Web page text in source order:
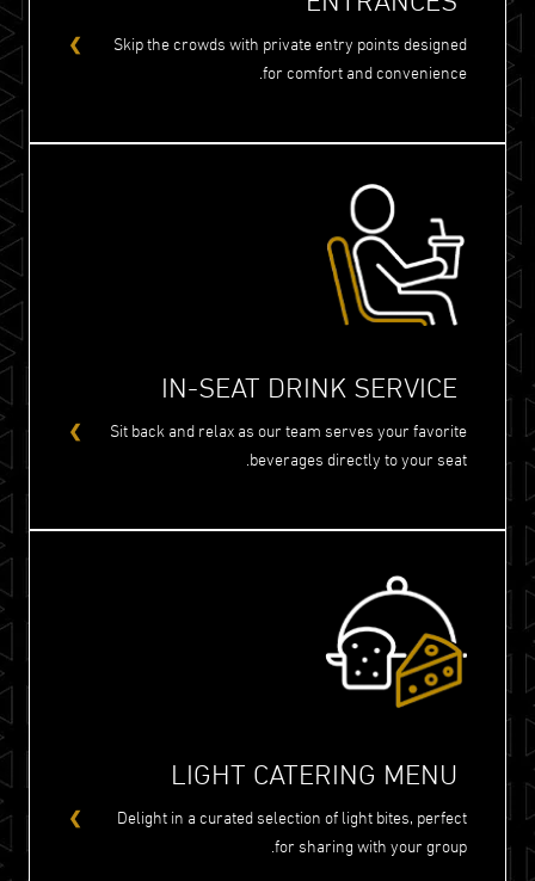
Skip the crowds with private entry points designed
for comfort and convenience.
IN-SEAT DRINK SERVICE
Sit back and relax as our team serves your favorite
beverages directly to your seat.
LIGHT CATERING MENU
Delight in a curated selection of light bites, perfect
for sharing with your group.